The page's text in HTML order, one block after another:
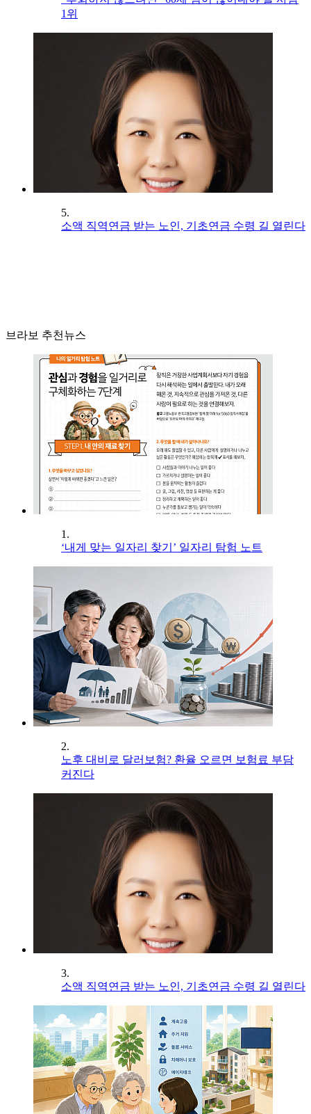
1위
5.
소액 직역연금 받는 노인, 기초연금 수령 길 열린다
브라보 추천뉴스
1.
‘내게 맞는 일자리 찾기’ 일자리 탐험 노트
2.
노후 대비로 달러보험? 환율 오르면 보험료 부담
커진다
3.
소액 직역연금 받는 노인, 기초연금 수령 길 열린다